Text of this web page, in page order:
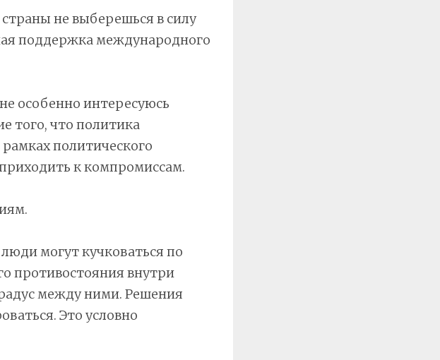
не выберешься в силу
поддержка международного
особенно интересуюсь
того, что политика
политического
к компромиссам.
могут кучковаться по
противостояния внутри
между ними. Решения
Это условно